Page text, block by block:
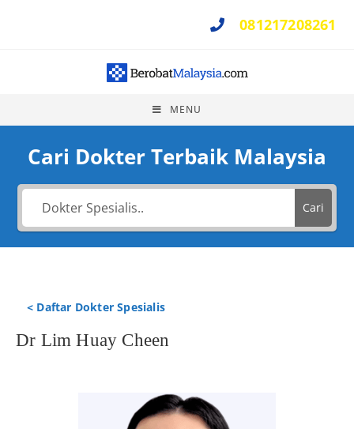
081217208261
MENU
Cari Dokter Terbaik Malaysia
Cari
< Daftar Dokter Spesialis
Dr Lim Huay Cheen